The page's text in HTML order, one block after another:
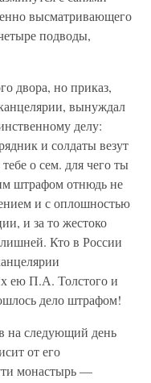
высматривающего
подводы,
двора, но приказ,
вынуждал
делу:
и солдаты везут
о сем. для чего ты
штрафом отнюдь не
и с оплошностью
и за то жестоко
Кто в России
ею П.А. Толстого и
дело штрафом!
на следующий день
от его
монастырь —